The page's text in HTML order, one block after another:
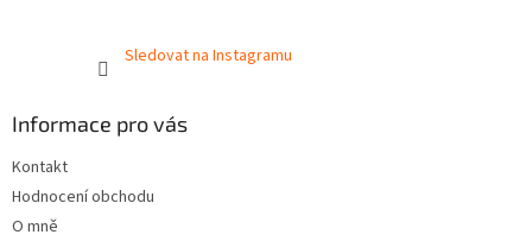
Sledovat na Instagramu
Informace pro vás
Kontakt
Hodnocení obchodu
O mně